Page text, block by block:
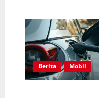
Berita Mobil